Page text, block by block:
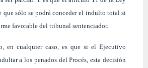
que sólo se podrá conceder el indulto total si
favorable del tribunal sentenciador.
en cualquier caso, es que si el Ejecutivo
a los penados del Procés, esta decisión